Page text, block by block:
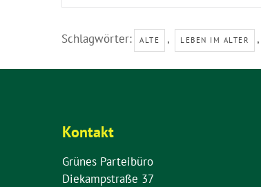
Schlagwörter: ALTE , LEBEN IM ALTER ,
Kontakt
Grünes Parteibüro
Diekampstraße 37